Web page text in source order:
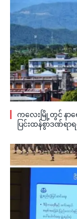
ကလေးမြို့တွင် နာရ
ပြင်းထန်စွာဒဏ်ရာ